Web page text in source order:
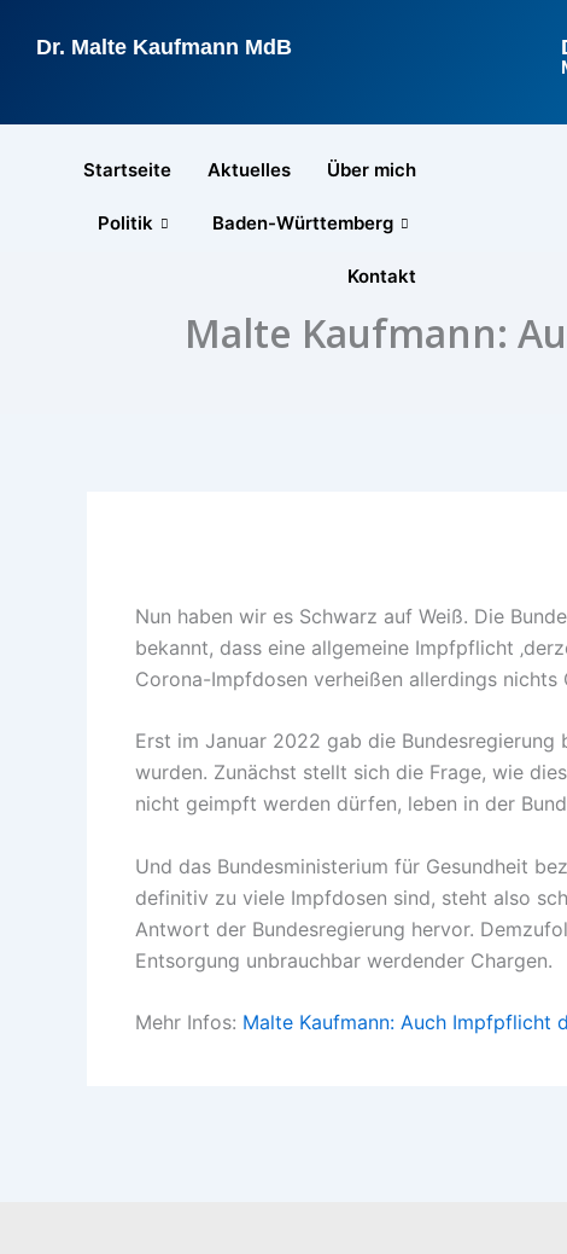
InhaltDr. Malte Kaufmann MdB
Startseite Aktuelles Über mich
Politik Baden-Württemberg
Kontakt
Malte Kaufmann:
Nun haben wir es Schwarz auf Weiß. Die
bekannt, dass eine allgemeine Impfpflicht
Corona-Impfdosen verheißen allerdings
Erst im Januar 2022 gab die
wurden. Zunächst stellt sich die Frage, wie
nicht geimpft werden dürfen, leben in der
Und das Bundesministerium für Gesundheit
definitiv zu viele Impfdosen sind, steht also
Antwort der Bundesregierung hervor.
Entsorgung unbrauchbar werdender Chargen.
Mehr Infos: Malte Kaufmann: Auch Impfpflicht